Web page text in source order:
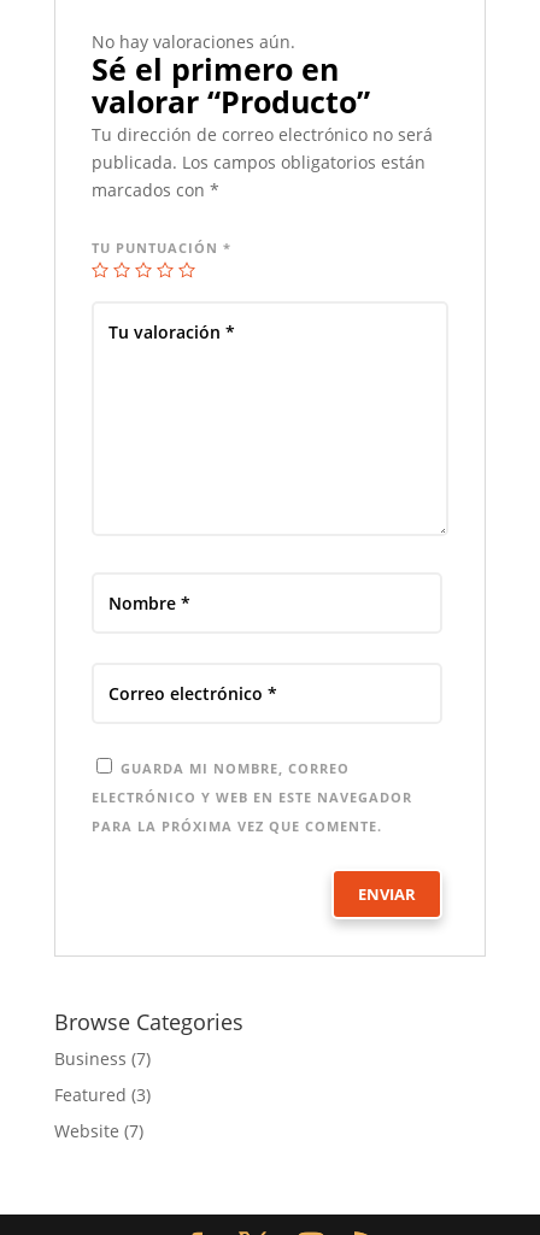
No hay valoraciones aún.
Sé el primero en
valorar “Producto”
Tu dirección de correo electrónico no será
publicada. Los campos obligatorios están
marcados con *
TU PUNTUACIÓN *
GUARDA MI NOMBRE, CORREO
ELECTRÓNICO Y WEB EN ESTE NAVEGADOR
PARA LA PRÓXIMA VEZ QUE COMENTE.
Browse Categories
Business (7)
Featured (3)
Website (7)